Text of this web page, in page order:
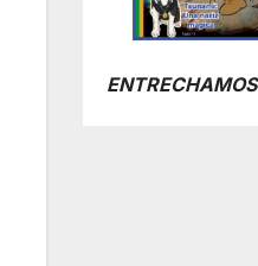
ENTRECHAMOS